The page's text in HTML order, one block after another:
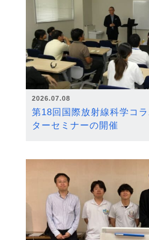
2026.07.08
第18回国際放射線科学コ
ターセミナーの開催